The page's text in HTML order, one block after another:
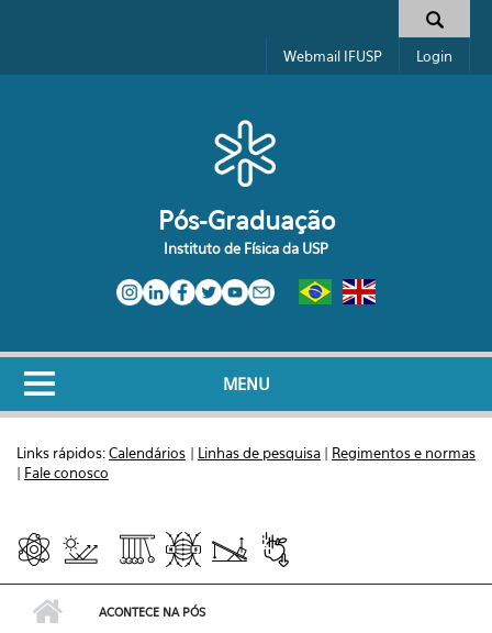
Formulário de busca
Webmail IFUSP Login
Pós-Graduação
Instituto de Física da USP
MENU
Links rápidos:Calendários | Linhas de pesquisa | Regimentos e normas
| Fale conosco
ACONTECE NA PÓS